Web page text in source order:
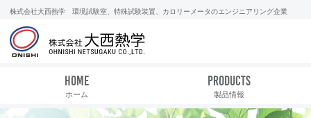
株式会社大西熱学 環境試験室、特殊試験装置、カロリーメータのエンジニアリング企業
HOME
ホーム
PRODUCTS
製品情報